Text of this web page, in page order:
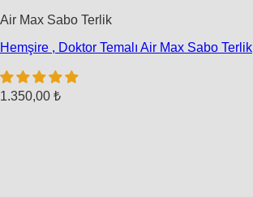
Air Max Sabo Terlik
Hemşire , Doktor Temalı Air Max Sabo Terlik
1.350,00 ₺